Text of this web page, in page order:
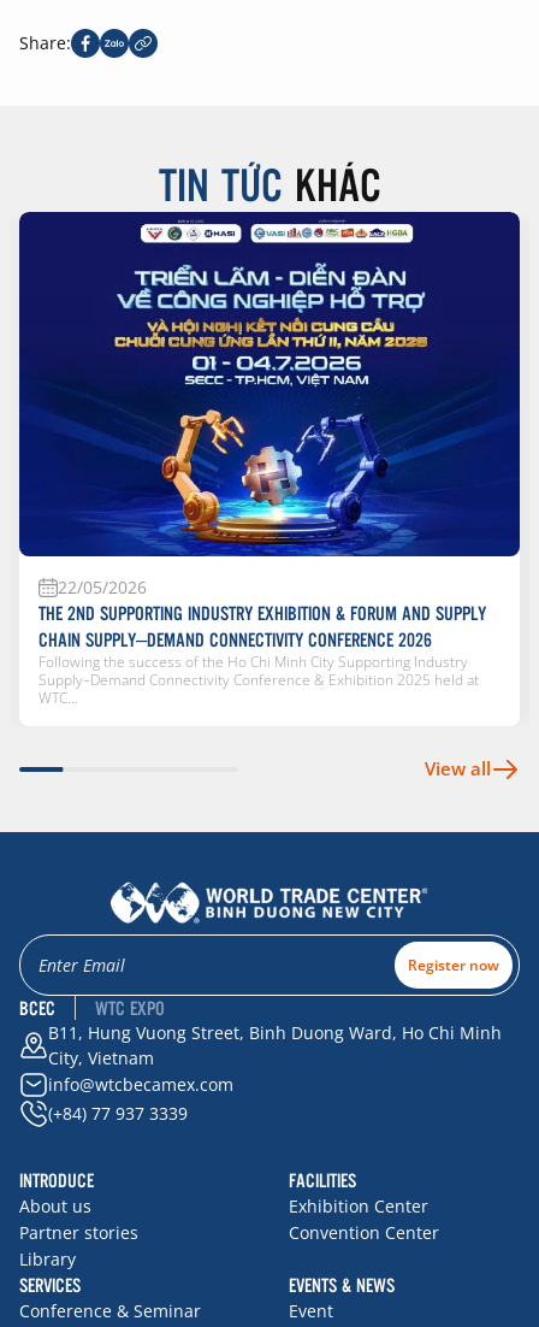
Share:
TIN TỨC KHÁC
22/05/2026
THE 2ND SUPPORTING INDUSTRY EXHIBITION & FORUM AND SUPPLY
CHAIN SUPPLY–DEMAND CONNECTIVITY CONFERENCE 2026
Following the success of the Ho Chi Minh City Supporting Industry
Supply–Demand Connectivity Conference & Exhibition 2025 held at
WTC...
View all
Register now
BCEC WTC EXPO
B11, Hung Vuong Street, Binh Duong Ward, Ho Chi Minh
City, Vietnam
info@wtcbecamex.com
(+84) 77 937 3339
INTRODUCE
About us
Partner stories
Library
FACILITIES
Exhibition Center
Convention Center
SERVICES
Conference & Seminar
EVENTS & NEWS
Event